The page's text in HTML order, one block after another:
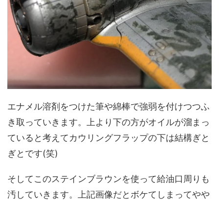
エナメル溶剤をつけた筆や綿棒で強弱を付けつつふ
き取っていきます。上より下の方がオイルが溜まっ
ていると考えてカウリングフラップの下は結構ぎと
ぎとです(笑)
そしてこのステインブラウンを使って給油口周りも
汚していきます。上記画像だとボケてしまってやや